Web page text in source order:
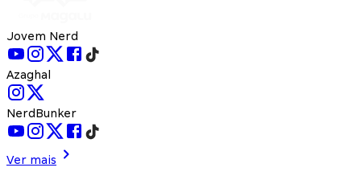
Jovem Nerd
Azaghal
NerdBunker
Ver mais